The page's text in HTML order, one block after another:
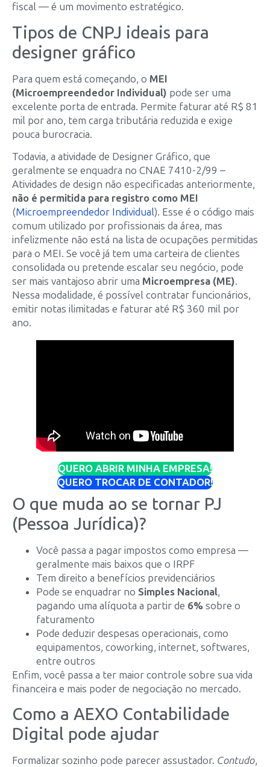
fiscal — é um movimento estratégico.
Tipos de CNPJ ideais para
designer gráfico
Para quem está começando, o MEI
(Microempreendedor Individual) pode ser uma
excelente porta de entrada. Permite faturar até R$ 81
mil por ano, tem carga tributária reduzida e exige
pouca burocracia.
Todavia, a atividade de Designer Gráfico, que
geralmente se enquadra no CNAE 7410-2/99 –
Atividades de design não especificadas anteriormente,
não é permitida para registro como MEI
(Microempreendedor Individual). Esse é o código mais
comum utilizado por profissionais da área, mas
infelizmente não está na lista de ocupações permitidas
para o MEI. Se você já tem uma carteira de clientes
consolidada ou pretende escalar seu negócio, pode
ser mais vantajoso abrir uma Microempresa (ME).
Nessa modalidade, é possível contratar funcionários,
emitir notas ilimitadas e faturar até R$ 360 mil por
ano.
QUERO ABRIR MINHA EMPRESA!
QUERO TROCAR DE CONTADOR!
O que muda ao se tornar PJ
(Pessoa Jurídica)?
Você passa a pagar impostos como empresa —
geralmente mais baixos que o IRPF
Tem direito a benefícios previdenciários
Pode se enquadrar no Simples Nacional,
pagando uma alíquota a partir de 6% sobre o
faturamento
Pode deduzir despesas operacionais, como
equipamentos, coworking, internet, softwares,
entre outros
Enfim, você passa a ter maior controle sobre sua vida
financeira e mais poder de negociação no mercado.
Como a AEXO Contabilidade
Digital pode ajudar
Formalizar sozinho pode parecer assustador. Contudo,